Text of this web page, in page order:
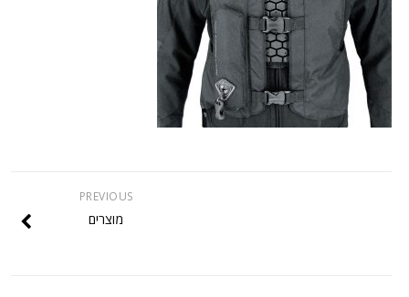
PREVIOUS
מוצרים